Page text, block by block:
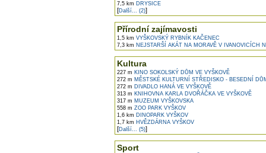
7,5 km DRYSICE
[Další... (2)]
Přírodní zajímavosti
1,5 km VYŠKOVSKÝ RYBNÍK KAČENEC
7,3 km NEJSTARŠÍ AKÁT NA MORAVĚ V IVANOVICÍCH
Kultura
227 m KINO SOKOLSKÝ DŮM VE VYŠKOVĚ
272 m MĚSTSKÉ KULTURNÍ STŘEDISKO - BESEDNÍ
272 m DIVADLO HANÁ VE VYŠKOVĚ
313 m KNIHOVNA KARLA DVOŘÁČKA VE VYŠKOVĚ
317 m MUZEUM VYŠKOVSKA
558 m ZOO PARK VYŠKOV
1,6 km DINOPARK VYŠKOV
1,7 km HVĚZDÁRNA VYŠKOV
[Další... (5)]
Sport